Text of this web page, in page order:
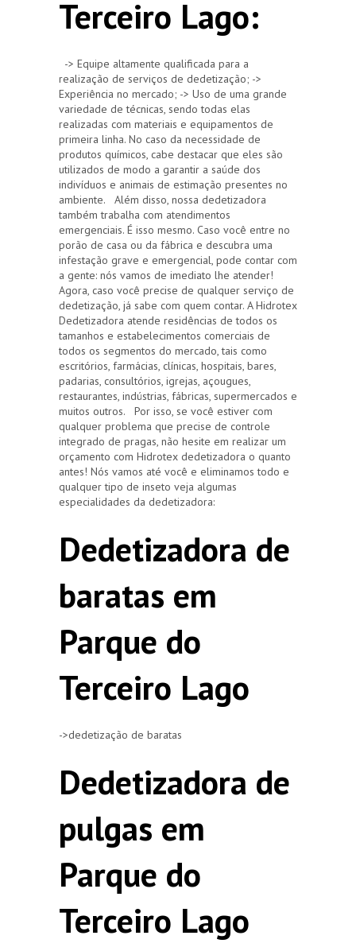
Terceiro Lago:
-> Equipe altamente qualificada para a
realização de serviços de dedetização; ->
Experiência no mercado; -> Uso de uma grande
variedade de técnicas, sendo todas elas
realizadas com materiais e equipamentos de
primeira linha. No caso da necessidade de
produtos químicos, cabe destacar que eles são
utilizados de modo a garantir a saúde dos
indivíduos e animais de estimação presentes no
ambiente. Além disso, nossa dedetizadora
também trabalha com atendimentos
emergenciais. É isso mesmo. Caso você entre no
porão de casa ou da fábrica e descubra uma
infestação grave e emergencial, pode contar com
a gente: nós vamos de imediato lhe atender!
Agora, caso você precise de qualquer serviço de
dedetização, já sabe com quem contar. A Hidrotex
Dedetizadora atende residências de todos os
tamanhos e estabelecimentos comerciais de
todos os segmentos do mercado, tais como
escritórios, farmácias, clínicas, hospitais, bares,
padarias, consultórios, igrejas, açougues,
restaurantes, indústrias, fábricas, supermercados e
muitos outros. Por isso, se você estiver com
qualquer problema que precise de controle
integrado de pragas, não hesite em realizar um
orçamento com Hidrotex dedetizadora o quanto
antes! Nós vamos até você e eliminamos todo e
qualquer tipo de inseto veja algumas
especialidades da dedetizadora:
Dedetizadora de
baratas em
Parque do
Terceiro Lago
->dedetização de baratas
Dedetizadora de
pulgas em
Parque do
Terceiro Lago